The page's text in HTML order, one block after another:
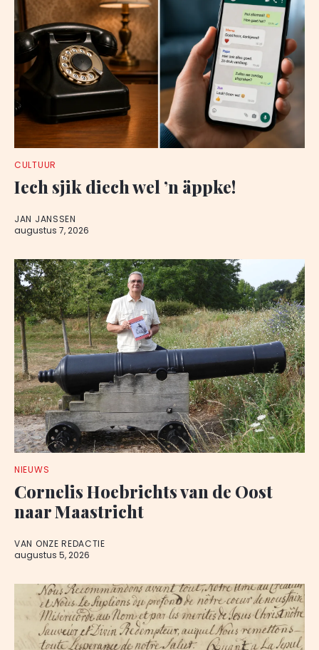
CULTUUR
Iech sjik diech wel ’n äppke!
JAN JANSSEN
augustus 7, 2026
NIEUWS
Cornelis Hoebrichts van de Oost
naar Maastricht
VAN ONZE REDACTIE
augustus 5, 2026